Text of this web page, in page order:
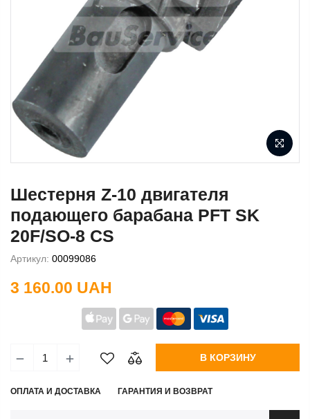
Шестерня Z-10 двигателя
подающего барабана PFT SK
20F/SO-8 CS
Артикул: 00099086
3 160.00 UAH
В КОРЗИНУ
ОПЛАТА И ДОСТАВКА ГАРАНТИЯ И ВОЗВРАТ